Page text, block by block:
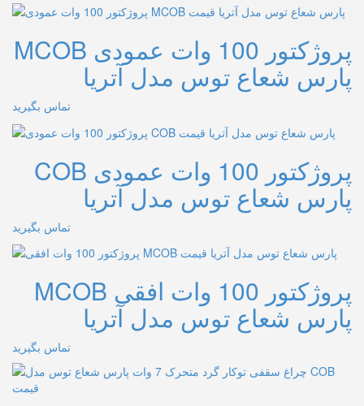
پروژکتور 100 وات عمودی MCOB
پارس شعاع توس مدل آتریا
تماس بگیرید
پروژکتور 100 وات عمودی COB
پارس شعاع توس مدل آتریا
تماس بگیرید
پروژکتور 100 وات افقی MCOB
پارس شعاع توس مدل آتریا
تماس بگیرید